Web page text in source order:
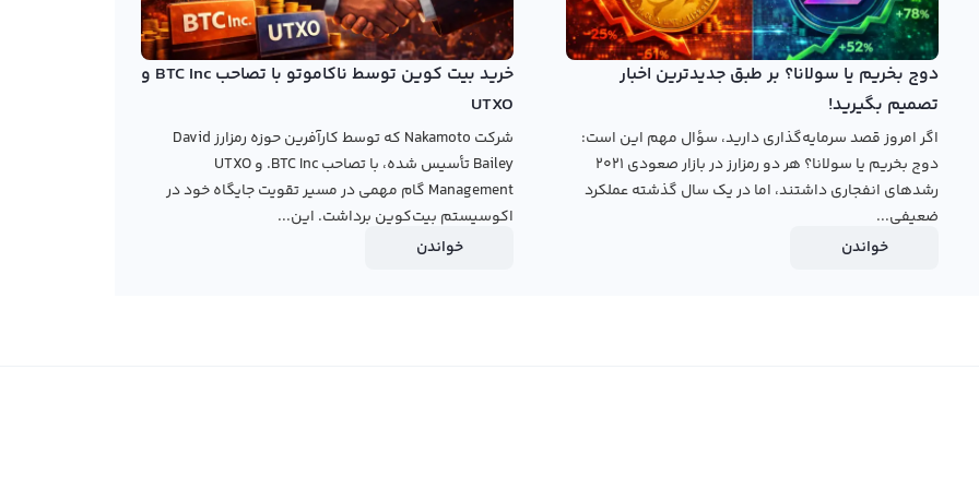
رالبکس می‌توانید از دو نوع پلتفرم تبدیل سریع و معامله
با قیمت جهانی کیت کوین و در کمترین زمان ممکن کیت کوین
کنید. در پنل معامله حرفه‌ای معامله شما با دیگر کاربران
موجود در بازار به خرید و فروش کیت کوین بپردازید.
قیمت
دوج بخریم یا سولانا؟ بر طبق جدیدترین اخبار
تصمیم بگیرید!
اگر امروز قصد سرمایه‌گذاری دارید، سؤال مهم این است:
دوج بخریم یا سولانا؟ هر دو رمزارز در بازار صعودی ۲۰۲۱
رشدهای انفجاری داشتند، اما در یک سال گذشته عملکرد
ضعیفی...
خواندن
خرید بیت کوین توسط ناکاموتو با تصاحب BTC Inc و
UTXO
شرکت Nakamoto که توسط کارآفرین حوزه رمزارز David
Bailey تأسیس شده، با تصاحب BTC Inc. و UTXO
Management گام مهمی در مسیر تقویت جایگاه خود در
اکوسیستم بیت‌کوین برداشت. این...
خواندن